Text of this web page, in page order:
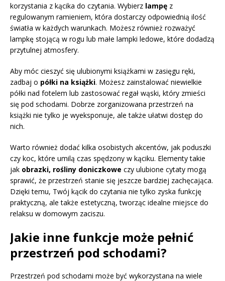
korzystania z kącika do czytania. Wybierz lampę z
regulowanym ramieniem, która dostarczy odpowiednią ilość
światła w każdych warunkach. Możesz również rozważyć
lampkę stojącą w rogu lub małe lampki ledowe, które dodadzą
przytulnej atmosfery.
Aby móc cieszyć się ulubionymi książkami w zasięgu ręki,
zadbaj o półki na książki. Możesz zainstalować niewielkie
półki nad fotelem lub zastosować regał wąski, który zmieści
się pod schodami. Dobrze zorganizowana przestrzeń na
książki nie tylko je wyeksponuje, ale także ułatwi dostęp do
nich.
Warto również dodać kilka osobistych akcentów, jak poduszki
czy koc, które umilą czas spędzony w kąciku. Elementy takie
jak obrazki, rośliny doniczkowe czy ulubione cytaty mogą
sprawić, że przestrzeń stanie się jeszcze bardziej zachęcająca.
Dzięki temu, Twój kącik do czytania nie tylko zyska funkcję
praktyczną, ale także estetyczną, tworząc idealne miejsce do
relaksu w domowym zaciszu.
Jakie inne funkcje może pełnić
przestrzeń pod schodami?
Przestrzeń pod schodami może być wykorzystana na wiele